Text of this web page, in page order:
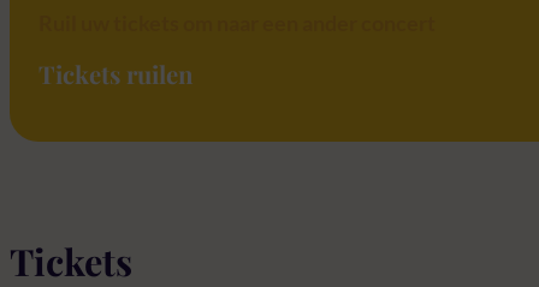
Tickets ruilen
Tickets